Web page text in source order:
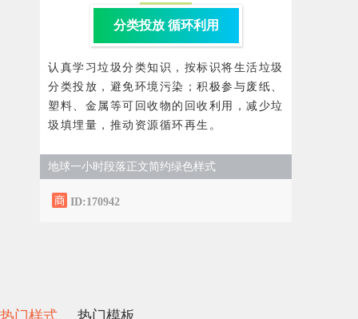
分类投放 循环利用
认真学习垃圾分类知识，按标识将生活垃圾
分类投放，避免环境污染；积极参与废纸、
塑料、金属等可回收物的回收利用，减少垃
圾填埋量，推动资源循环再生。
地球一小时段落正文简约绿色样式
ID:170942
热门样式 热门模板